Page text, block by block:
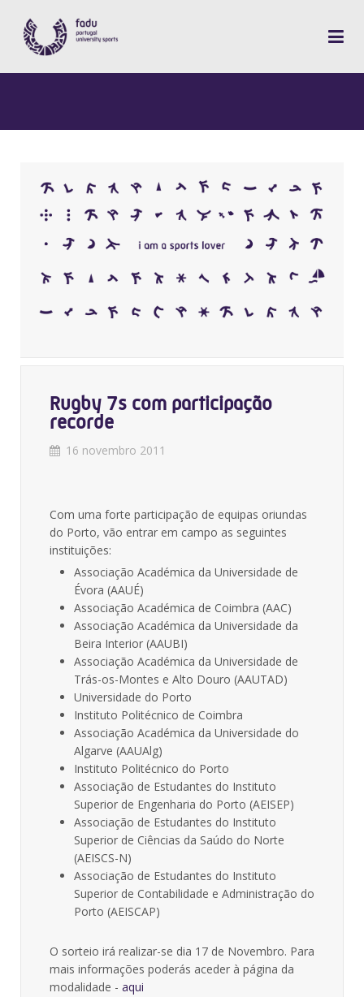
Rugby 7s com participação
recorde
16 novembro 2011
Com uma forte participação de equipas oriundas
do Porto, vão entrar em campo as seguintes
instituições:
Associação Académica da Universidade de
Évora (AAUÉ)
Associação Académica de Coimbra (AAC)
Associação Académica da Universidade da
Beira Interior (AAUBI)
Associação Académica da Universidade de
Trás-os-Montes e Alto Douro (AAUTAD)
Universidade do Porto
Instituto Politécnico de Coimbra
Associação Académica da Universidade do
Algarve (AAUAlg)
Instituto Politécnico do Porto
Associação de Estudantes do Instituto
Superior de Engenharia do Porto (AEISEP)
Associação de Estudantes do Instituto
Superior de Ciências da Saúdo do Norte
(AEISCS-N)
Associação de Estudantes do Instituto
Superior de Contabilidade e Administração do
Porto (AEISCAP)
O sorteio irá realizar-se dia 17 de Novembro. Para
mais informações poderás aceder à página da
modalidade - aqui